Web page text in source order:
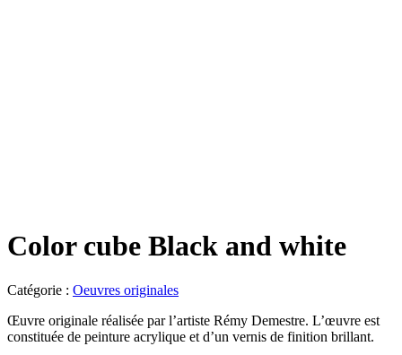
Color cube Black and white
Catégorie : Oeuvres originales
Œuvre originale réalisée par l’artiste Rémy Demestre. L’œuvre est
constituée de peinture acrylique et d’un vernis de finition brillant.